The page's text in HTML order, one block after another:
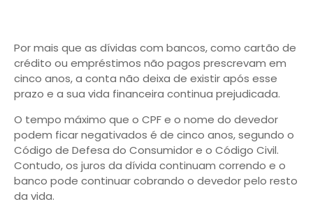
Por mais que as dívidas com bancos, como cartão de
crédito ou empréstimos não pagos prescrevam em
cinco anos, a conta não deixa de existir após esse
prazo e a sua vida financeira continua prejudicada.
O tempo máximo que o CPF e o nome do devedor
podem ficar negativados é de cinco anos, segundo o
Código de Defesa do Consumidor e o Código Civil.
Contudo, os juros da dívida continuam correndo e o
banco pode continuar cobrando o devedor pelo resto
da vida.